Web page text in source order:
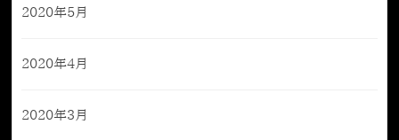
2020年5月
2020年4月
2020年3月